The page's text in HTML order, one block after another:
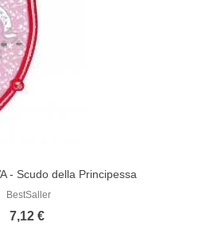
- Scudo della Principessa
BestSaller
7,12 €